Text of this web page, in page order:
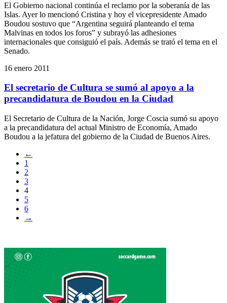
El Gobierno nacional continúa el reclamo por la soberanía de las
Islas. Ayer lo mencionó Cristina y hoy el vicepresidente Amado
Boudou sostuvo que “Argentina seguirá planteando el tema
Malvinas en todos los foros” y subrayó las adhesiones
internacionales que consiguió el país. Además se trató el tema en el
Senado.
16 enero 2011
El secretario de Cultura se sumó al apoyo a la
precandidatura de Boudou en la Ciudad
El Secretario de Cultura de la Nación, Jorge Coscia sumó su apoyo
a la precandidatura del actual Ministro de Economía, Amado
Boudou a la jefatura del gobierno de la Ciudad de Buenos Aires.
←
1
2
3
4
5
6
→